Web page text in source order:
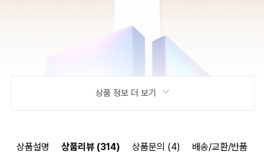
상품 정보 더 보기
상품설명 상품리뷰 (314) 상품문의 (4) 배송/교환/반품